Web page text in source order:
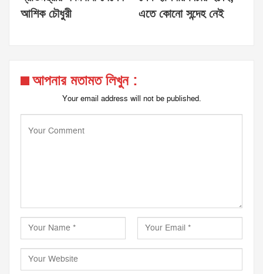
আশিক চৌধুরী
এতে কোনো সন্দেহ নেই
আপনার মতামত লিখুন :
Your email address will not be published.